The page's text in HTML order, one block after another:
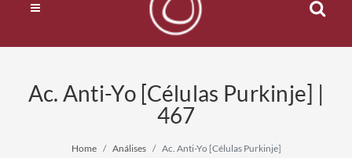
Ac. Anti-Yo [Células Purkinje] |
467
Home Análises Ac. Anti-Yo [Células Purkinje]